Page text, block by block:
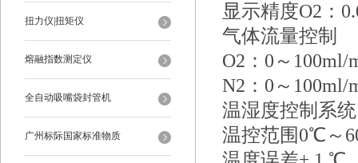
扭力仪|扭矩仪
熔融指数测定仪
全自动吸嘴袋封管机
广州标际国家标准物质
显示精度O2：
气体流量控制
O2：0～100ml/
N2：0～100ml/
温湿度控制系统
温控范围0℃～